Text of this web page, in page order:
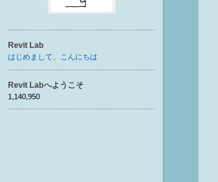
Revit Lab
はじめまして、こんにちは
Revit Labへようこそ
1,140,950